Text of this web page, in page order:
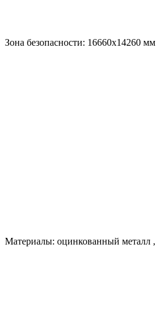
Зона безопасности: 16660х14260 мм
Материалы: оцинкованный металл ,